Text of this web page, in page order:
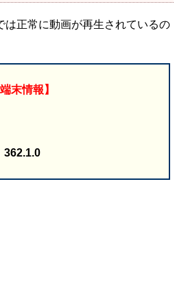
は正常に動画が再生されているの
末情報】
362.1.0